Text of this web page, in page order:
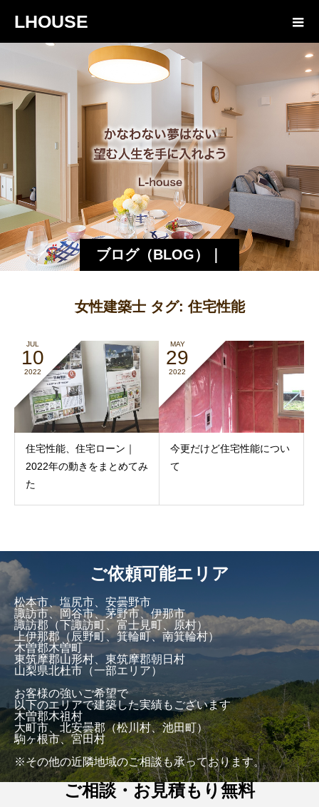
LHOUSE
ブログ（BLOG）｜
エルハウス
女性建築士 タグ:住宅性能
JUL
10
2022
住宅性能、住宅ローン｜
2022年の動きをまとめてみ
た
MAY
29
2022
今更だけど住宅性能につい
て
ご依頼可能エリア
松本市、塩尻市、安曇野市
諏訪市、岡谷市、茅野市、伊那市
諏訪郡（下諏訪町、富士見町、原村）
上伊那郡（辰野町、箕輪町、南箕輪村）
木曽郡木曽町
東筑摩郡山形村、東筑摩郡朝日村
山梨県北杜市（一部エリア）
お客様の強いご希望で
以下のエリアで建築した実績もございます
木曽郡木祖村
大町市、北安曇郡（松川村、池田町）
駒ヶ根市、宮田村
※その他の近隣地域のご相談も承っております。
ご相談・お見積もり無料